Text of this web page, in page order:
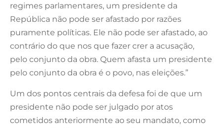
regimes parlamentares, um presidente da
República não pode ser afastado por razões
puramente políticas. Ele não pode ser afastado, ao
contrário do que nos que fazer crer a acusação,
pelo conjunto da obra. Quem afasta um presidente
pelo conjunto da obra é o povo, nas eleições.”
Um dos pontos centrais da defesa foi de que um
presidente não pode ser julgado por atos
cometidos anteriormente ao seu mandato, como